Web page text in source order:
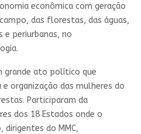
econômica com geração
das florestas, das águas,
e periurbanas, no
grande ato político que
organização das mulheres do
Participaram da
dos 18 Estados onde o
do MMC,